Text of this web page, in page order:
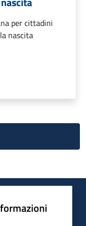
per cittadini
nascita